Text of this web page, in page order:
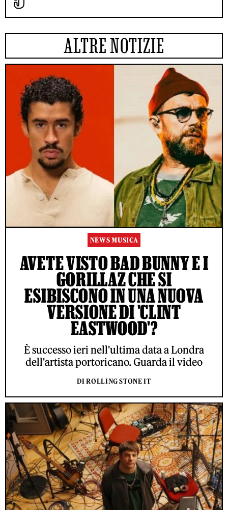
ALTRE NOTIZIE
NEWS MUSICA
AVETE VISTO BAD BUNNY E I
GORILLAZ CHE SI
ESIBISCONO IN UNA NUOVA
VERSIONE DI 'CLINT
EASTWOOD'?
È successo ieri nell'ultima data a Londra
dell'artista portoricano. Guarda il video
DI ROLLING STONE IT